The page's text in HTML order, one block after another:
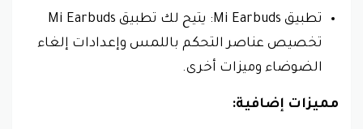
تطبيق Mi Earbuds: يتيح لك تطبيق Mi Earbuds
تخصيص عناصر التحكم باللمس وإعدادات إلغاء
الضوضاء وميزات أخرى.
مميزات إضافية: